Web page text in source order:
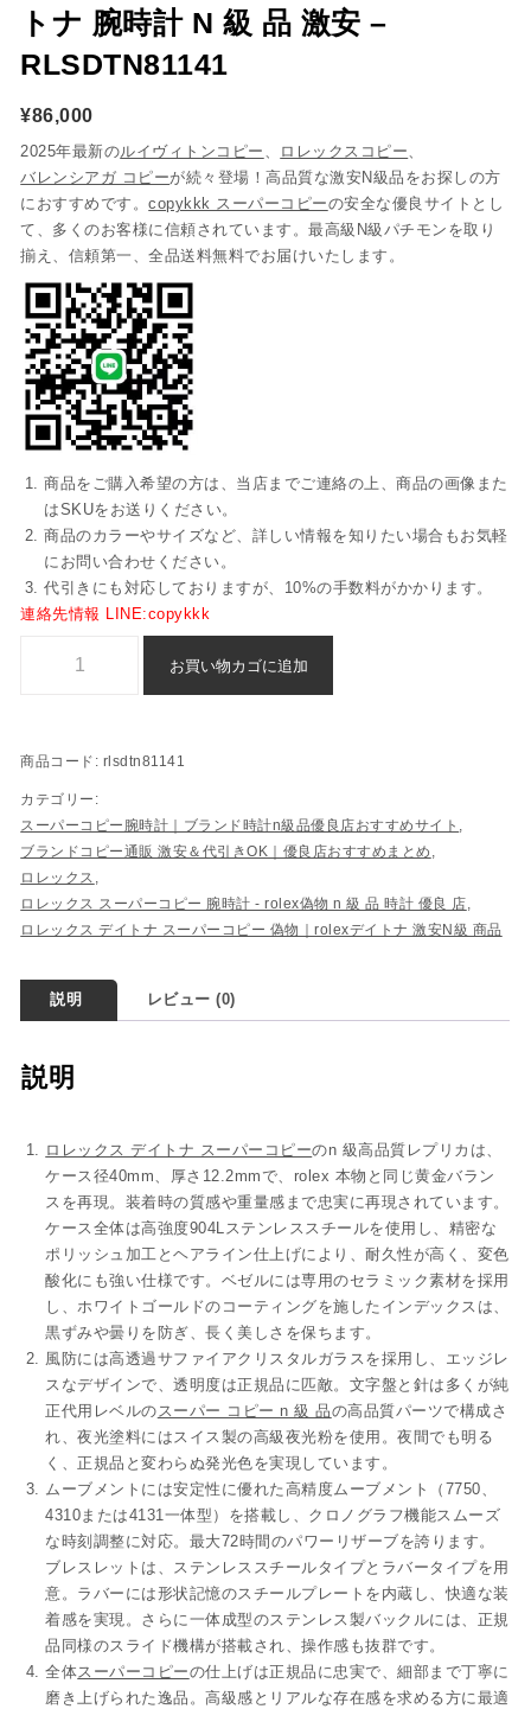
トナ 腕時計 N 級 品 激安 –
RLSDTN81141
¥86,000
2025年最新のルイヴィトンコピー 、 ロレックスコピー、
バレンシアガ コピーが続々登場！高品質な激安N級品をお探しの方
におすすめです。copykkk スーパーコピーの安全な優良サイトとし
て、多くのお客様に信頼されています。最高級N級パチモンを取り
揃え、信頼第一、全品送料無料でお届けいたします。
商品をご購入希望の方は、当店までご連絡の上、商品の画像また
はSKUをお送りください。
商品のカラーやサイズなど、詳しい情報を知りたい場合もお気軽
にお問い合わせください。
代引きにも対応しておりますが、10%の手数料がかかります。
連絡先情報 LINE:copykkk
お買い物カゴに追加
商品コード: rlsdtn81141
カテゴリー:
スーパーコピー腕時計｜ブランド時計n級品優良店おすすめサイト
ブランドコピー通販 激安＆代引きOK｜優良店おすすめまとめ
ロレックス
ロレックス スーパーコピー 腕時計 - rolex偽物​ n 級 品 時計​ 優良 店
ロレックス デイトナ スーパーコピー 偽物​｜rolexデイトナ 激安N級 商品​
説明 レビュー (0)
説明
ロレックス デイトナ スーパーコピーのn 級高品質レプリカは、
ケース径40mm、厚さ12.2mmで、 rolex 本物 と同じ黄金バラン
スを再現。装着時の質感や重量感まで忠実に再現されています。
ケース全体は高強度904Lステンレススチールを使用し、精密な
ポリッシュ加工とヘアライン仕上げにより、耐久性が高く、変色
酸化にも強い仕様です。ベゼルには専用のセラミック素材を採用
し、 ホワイトゴールドのコーティングを施したインデックスは、
黒ずみや曇りを防ぎ、長く美しさを保ちます。
風防には高透過サファイアクリスタルガラスを採用し、エッジレ
スなデザインで、透明度は正規品に匹敵。文字盤と針は多くが純
正代用レベルの スーパー コピー n 級 品の高品質パーツで構成さ
れ、夜光塗料にはスイス製の高級夜光粉を使用。夜間でも明る
く、正規品と変わらぬ発光色を実現しています。
ムーブメントには安定性に優れた高精度ムーブメント（7750、
4310または4131一体型）を搭載し、クロノグラフ機能スムーズ
な時刻調整に対応。最大72時間のパワーリザーブを誇ります。
ブレスレットは、ステンレススチールタイプとラバータイプを用
意。ラバーには形状記憶のスチールプレートを内蔵し、快適な装
着感を実現。さらに 一体成型のステンレス製バックルには、正規
品同様のスライド機構が搭載され、操作感も抜群です。
全体スーパーコピーの仕上げは正規品に忠実で、細部まで丁寧に
磨き上げられた逸品。高級感とリアルな存在感を求める方に最適